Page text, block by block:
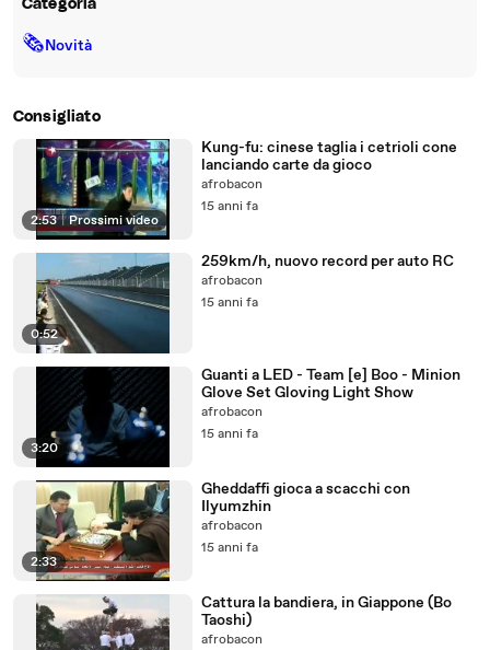
Categoria
🗞Novità
Consigliato
2:53 | Prossimi video
Kung-fu: cinese taglia i cetrioli cone
lanciando carte da gioco
afrobacon
15 anni fa
0:52
259km/h, nuovo record per auto RC
afrobacon
15 anni fa
3:20
Guanti a LED - Team [e] Boo - Minion
Glove Set Gloving Light Show
afrobacon
15 anni fa
2:33
Gheddaffi gioca a scacchi con
Ilyumzhin
afrobacon
15 anni fa
Cattura la bandiera, in Giappone (Bo
Taoshi)
afrobacon